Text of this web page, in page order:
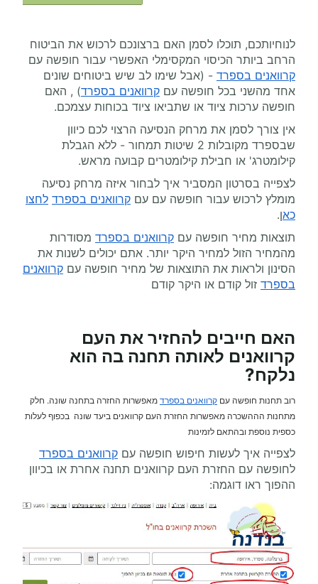
לנוחיותכם, תוכלו לסמן האם ברצונכם לרכוש את הביטוח
הרחב ביותר הכיסוי המקסימלי האפשרי עבור חופשה עם
קרוואנים בספרד - (אבל שימו לב שיש ביטוחים שונים
אחד מהשני בכל חופשה עם קרוואנים בספרד) , האם
חופשה ערכות ציוד או שתביאו ציוד בכוחות עצמכם.
אין צורך לסמן את מרחק הנסיעה הרצוי לכם כיוון
שבספרד מקובלות 2 שיטות תמחור - ללא הגבלת
קילומטרג' או חבילת קילומטרים קבועה מראש.
לצפייה בסרטון המסביר איך לבחור איזה מרחק נסיעה
מומלץ לרכוש עבור חופשה עם עם קרוואנים בספרד לחצו
כאן.
תוצאות מחיר חופשה עם קרוואנים בספרד מסודרות
מהמחיר הזול למחיר היקר יותר. אתם יכולים לשנות את
הסינון ולראות את התוצאות של מחיר חופשה עם קרוואנים
בספרד זול קודם או היקר קודם
האם חייבים להחזיר את העם
קרוואנים לאותה תחנה בה הוא
נלקח?
רוב תחנות חופשה עם קרוואנים בספרדמאפשרות החזרה בתחנה שונה. חלק
מתחנות הההשכרה מאפשרות החזרת העם קרוואנים ביעד שונה בכפוף לעלות
כספית נוספת ובהתאם לזמינות
לצפייה איך לעשות חיפוש חופשה עם קרוואנים בספרד
לחופשה עם החזרת העם קרוואנים תחנה אחרת או בכיוון
ההפוך ראו דוגמה: